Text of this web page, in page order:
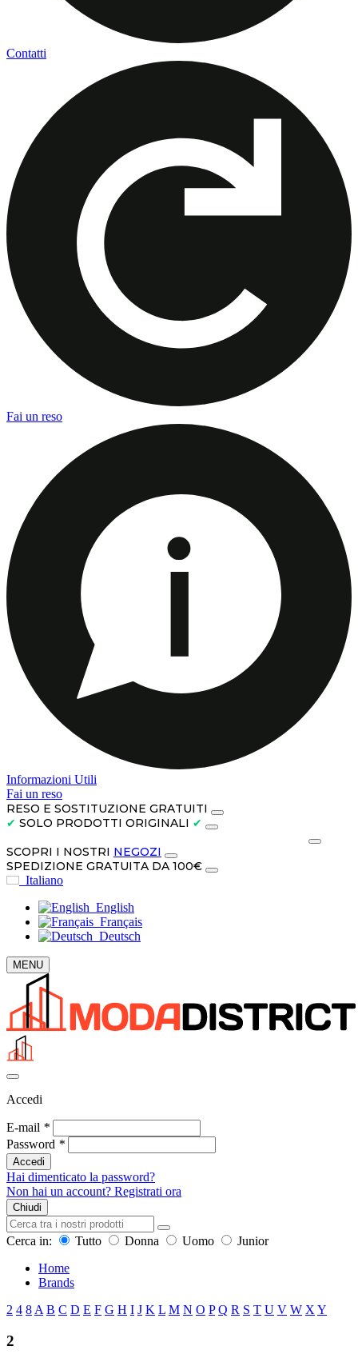
Contatti
Fai un reso
Informazioni Utili
Fai un reso
RESO E SOSTITUZIONE GRATUITI
✔ SOLO PRODOTTI ORIGINALI ✔
SCOPRI I NOSTRI NEGOZI
SPEDIZIONE GRATUITA DA 100€
Italiano
English
Français
Deutsch
MENU
Accedi
E-mail *
Password *
Accedi
Hai dimenticato la password?
Non hai un account? Registrati ora
Chiudi
Cerca in: Tutto Donna Uomo
Junior
Home
Brands
2 4 8 A B C D E F G H I J K L M N O P Q R S T U V W X Y
2